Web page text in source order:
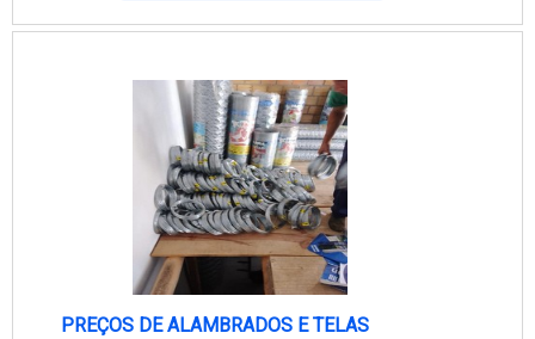
medidas de 100 x 70 cm. Clique no ...
PREÇOS DE ALAMBRADOS E TELAS